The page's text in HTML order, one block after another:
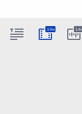
14м